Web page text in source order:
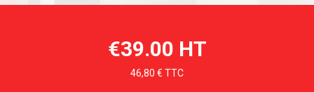
€39.00 HT
46,80 € TTC